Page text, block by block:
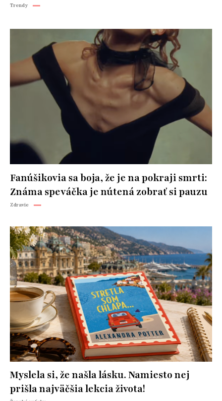
Trendy
Fanúšikovia sa boja, že je na pokraji smrti:
Známa speváčka je nútená zobrať si pauzu
Zdravie
Myslela si, že našla lásku. Namiesto nej
prišla najväčšia lekcia života!